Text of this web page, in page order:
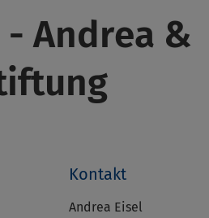
Andrea &
Kontakt
Andrea Eisel